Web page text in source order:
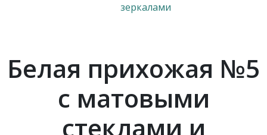
зеркалами
Белая прихожая №5
с матовыми
стеклами и